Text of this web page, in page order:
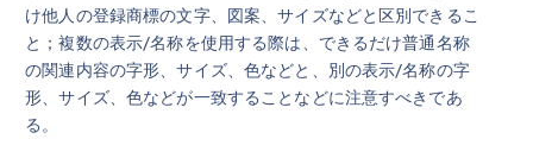
け他人の登録商標の文字、図案、サイズなどと区別できるこ
と；複数の表示/名称を使用する際は、できるだけ普通名称
の関連内容の字形、サイズ、色などと、別の表示/名称の字
形、サイズ、色などが一致することなどに注意すべきであ
る。